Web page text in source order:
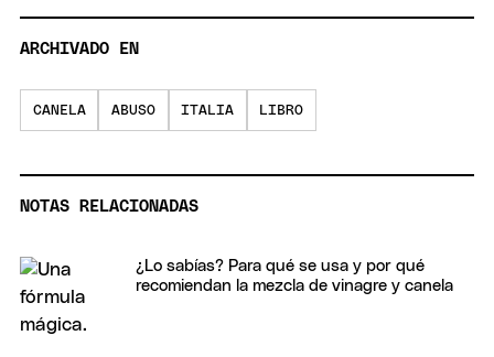
ARCHIVADO EN
CANELA ABUSO ITALIA LIBRO
NOTAS RELACIONADAS
¿Lo sabías? Para qué se usa y por qué
recomiendan la mezcla de vinagre y canela